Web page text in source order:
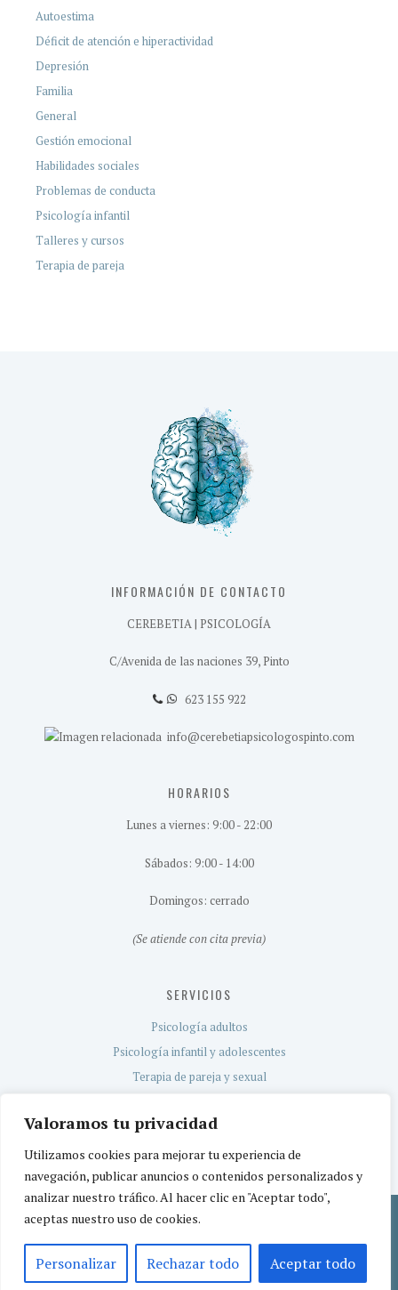
Valoramos tu privacidad
Utilizamos cookies para mejorar tu experiencia de
navegación, publicar anuncios o contenidos personalizados y
analizar nuestro tráfico. Al hacer clic en "Aceptar todo",
aceptas nuestro uso de cookies.
Personalizar Rechazar todo Aceptar todo
Autoestima
Déficit de atención e hiperactividad
Depresión
Familia
General
Gestión emocional
Habilidades sociales
Problemas de conducta
Psicología infantil
Talleres y cursos
Terapia de pareja
INFORMACIÓN DE CONTACTO
CEREBETIA | PSICOLOGÍA
C/Avenida de las naciones 39, Pinto
623 155 922
info@cerebetiapsicologospinto.com
HORARIOS
Lunes a viernes: 9:00 - 22:00
Sábados: 9:00 - 14:00
Domingos: cerrado
(Se atiende con cita previa)
SERVICIOS
Psicología adultos
Psicología infantil y adolescentes
Terapia de pareja y sexual
Servicio TEA
Política de privacidad Aviso legal
© 2026 CEREBETIA | Centro de Psicología | Centro sanitario registrado por la